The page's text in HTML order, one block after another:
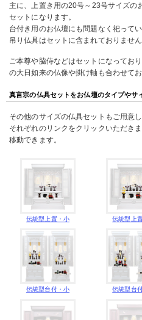
主に、上置き用の20号～23号サイズの
セットになります。
台付き用のお仏壇にも問題なく祀って
吊り仏具はセットに含まれておりませ
ご本尊や脇侍などはセットになってお
の大日如来の仏像や掛け軸も合わせてお
真言宗の仏具セットをお仏壇のタイプやサ
その他のサイズの仏具セットもご用意し
それぞれのリンクをクリックいただき
移動できます。
伝統型上置・小 伝統型上
伝統型台付・小 伝統型台